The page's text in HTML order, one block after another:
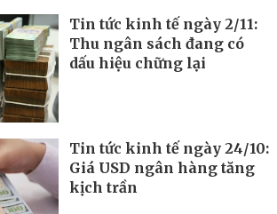
Tin tức kinh tế ngày 2/11:
Thu ngân sách đang có
dấu hiệu chững lại
Tin tức kinh tế ngày 24/10:
Giá USD ngân hàng tăng
kịch trần